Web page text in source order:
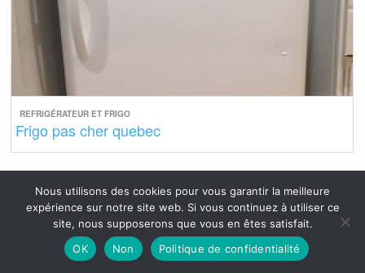
REFRIGÉRATEUR ET FRIGO
Frigo pas cher quebec
Nous utilisons des cookies pour vous garantir la meilleure
expérience sur notre site web. Si vous continuez à utiliser ce
site, nous supposerons que vous en êtes satisfait.
OK
Non Politique de confidentialité